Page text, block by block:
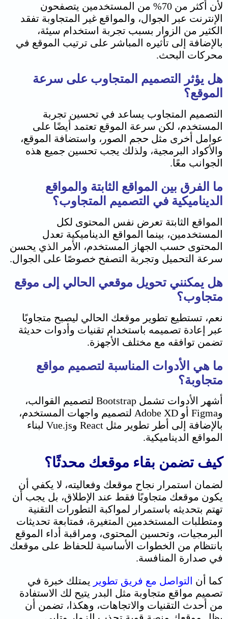
لأن أكثر من 70% من المستخدمين يتصفحون
الإنترنت عبر الجوال، والمواقع غير المتجاوبة تفقد
الكثير من الزوار بسبب تجربة استخدام سيئة،
بالإضافة إلى تأثيره المباشر على ترتيب الموقع في
محركات البحث.
هل يؤثر التصميم المتجاوب على سرعة
الموقع؟
التصميم المتجاوب يساعد في تحسين تجربة
المستخدم، لكن سرعة الموقع تعتمد أيضًا على
عوامل أخرى مثل حجم الصور، واستضافة الموقع،
والأكواد البرمجية، ولذلك يجب تحسين جميع هذه
الجوانب معًا.
ما الفرق بين المواقع الثابتة والمواقع
الديناميكية في التصميم المتجاوب؟
المواقع الثابتة تعرض نفس المحتوى لكل
المستخدمين، بينما المواقع الديناميكية تعدل
المحتوى حسب الجهاز المستخدم، الأمر الذي يحسن
سرعة التحميل وتجربة التصفح خصوصًا على الجوال.
هل يمكنني تحويل موقعي الحالي إلى موقع
متجاوب؟
نعم، تستطيع تطوير موقعك الحالي ليصبح متجاوبًا
عبر إعادة تصميمه باستخدام تقنيات وأدوات حديثة
تضمن توافقه مع مختلف الأجهزة.
ما هي الأدوات المناسبة لتصميم مواقع
متجاوبة؟
أشهر الأدوات تشمل Bootstrap لتصميم القوالب،
وFigma أو Adobe XD لتصميم واجهات المستخدم،
بالإضافة إلى أطر تطوير مثل React وVue.js لبناء
المواقع الديناميكية.
كيف تضمن بقاء موقعك محدثًا؟
لضمان استمرار نجاح موقعك وفعاليته، لا يكفي أن
يكون موقعك متجاوبًا فقط عند الإطلاق، بل يجب أن
تهتم بتحديثه باستمرار لمواكبة التطورات التقنية
ومتطلبات المستخدمين المتغيرة، فمتابعة تحديثات
البرمجيات، وتحسين المحتوى، ومراقبة أداء الموقع
بانتظام من الخطوات الأساسية للحفاظ على موقعك
في صدارة المنافسة.
كما أن التواصل مع فريق تطوير يمتلك خبرة في
تصميم مواقع متجاوبة مثل البدر يتيح لك الاستفادة
من أحدث التقنيات والاتجاهات، وهكذا، تضمن أن